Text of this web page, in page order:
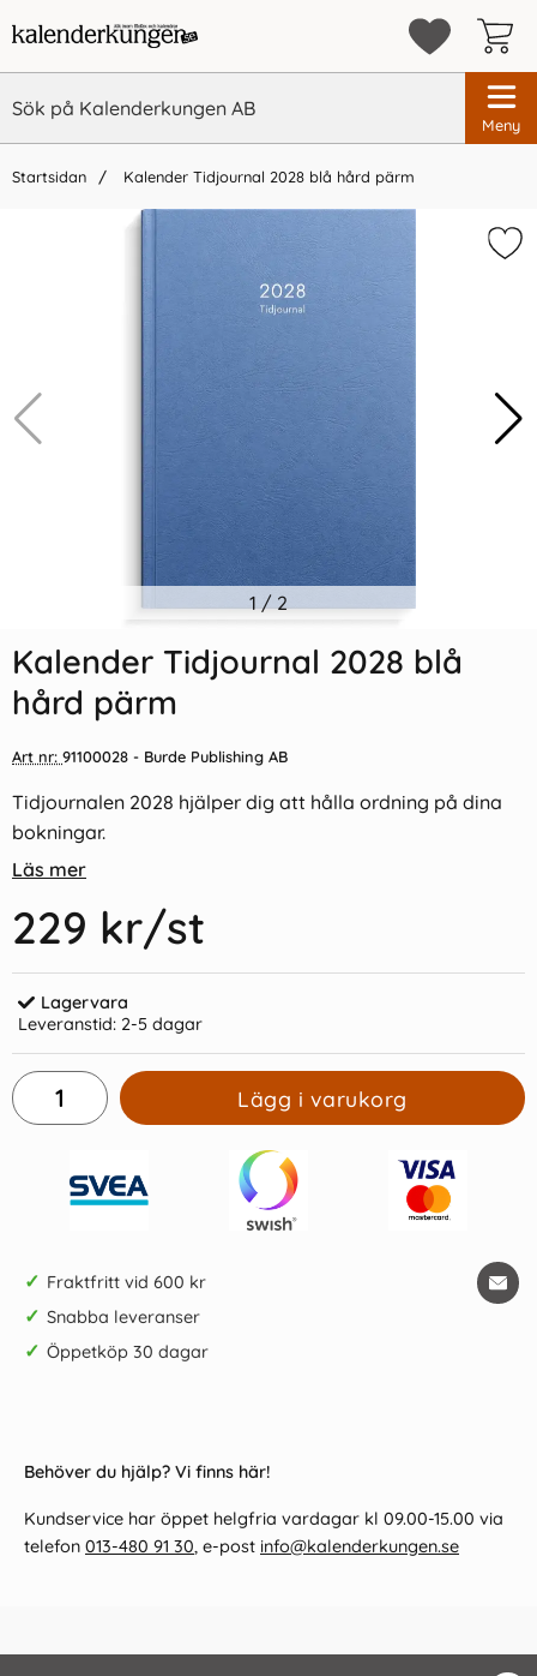
Meny
Startsidan Kalender Tidjournal 2028 blå hård pärm
Vi rekommenderar
55 kr/st 219 kr/st
1/2
Kalender Tidjournal 2028 blå
hård pärm
Art nr: 91100028 - Burde Publishing AB
Tidjournalen 2028 hjälper dig att hålla ordning på dina
bokningar.
Läs mer
229 kr/st
Lagervara
Leveranstid: 2-5 dagar
Lägg i varukorg
✓ Fraktfritt vid 600 kr
✓ Snabba leveranser
✓ Öppetköp 30 dagar
Behöver du hjälp? Vi finns här!
Kundservice har öppet helgfria vardagar kl 09.00-15.00 via
telefon 013-480 91 30, e-post info@kalenderkungen.se